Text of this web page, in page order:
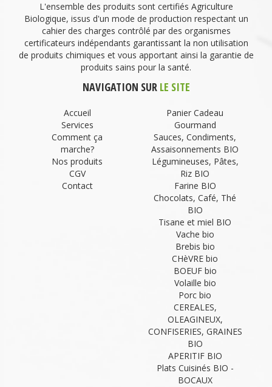
L'ensemble des produits sont certifiés Agriculture
Biologique, issus d'un mode de production respectant un
cahier des charges contrôlé par des organismes
certificateurs indépendants garantissant la non utilisation
de produits chimiques et vous apportant ainsi la garantie de
produits sains pour la santé.
NAVIGATION SUR LE SITE
Accueil
Services
Comment ça
marche?
Nos produits
CGV
Contact
Panier Cadeau
Gourmand
Sauces, Condiments,
Assaisonnements BIO
Légumineuses, Pâtes,
Riz BIO
Farine BIO
Chocolats, Café, Thé
BIO
Tisane et miel BIO
Vache bio
Brebis bio
CHèVRE bio
BOEUF bio
Volaille bio
Porc bio
CEREALES,
OLEAGINEUX,
CONFISERIES, GRAINES
BIO
APERITIF BIO
Plats Cuisinés BIO -
BOCAUX